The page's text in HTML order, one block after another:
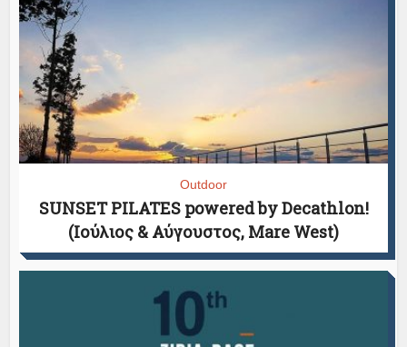
Outdoor
SUNSET PILATES powered by Decathlon!
(Ιούλιος & Αύγουστος, Mare West)